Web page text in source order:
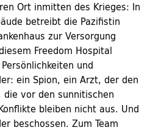
Ort inmitten des Krieges: In
betreibt die Pazifistin
zur Versorgung
Freedom Hospital
und
ein Spion, ein Arzt, der den
vor den sunnitischen
bleiben nicht aus. Und
beschossen. Zum Team